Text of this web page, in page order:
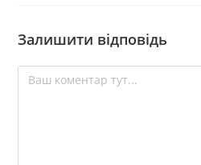
Залишити відповідь